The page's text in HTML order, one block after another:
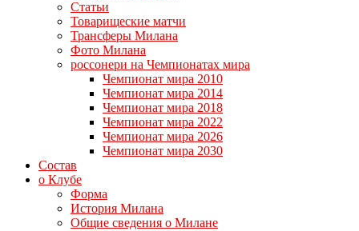
Статьи
Товарищеские матчи
Трансферы Милана
Фото Милана
россонери на Чемпионатах мира
Чемпионат мира 2010
Чемпионат мира 2014
Чемпионат мира 2018
Чемпионат мира 2022
Чемпионат мира 2026
Чемпионат мира 2030
Состав
о Клубе
Форма
История Милана
Общие сведения о Милане